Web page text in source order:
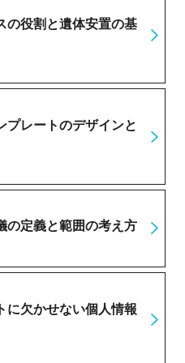
の役割と遺体安置の基
プレートのデザインと
の定義と範囲の考え方
に欠かせない個人情報